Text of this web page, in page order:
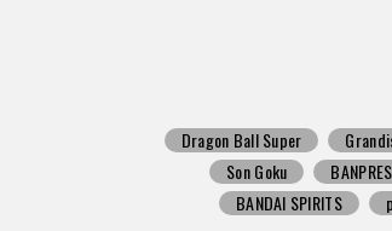
Dragon Ball Super
Son Goku
BANDAI SPIRITS